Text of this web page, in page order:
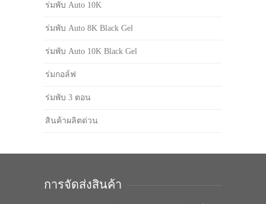
ร่มพับ Auto 10K
ร่มพับ Auto 8K Black Gel
ร่มพับ Auto 10K Black Gel
ร่มกอล์ฟ
ร่มพับ 3 ตอน
สินค้าผลิตด่วน
การจัดส่งสินค้า